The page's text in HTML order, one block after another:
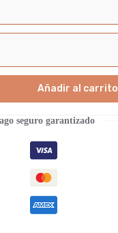
amarillos no deseados:
dañado:
Añadir al carrito
seguro garantizado